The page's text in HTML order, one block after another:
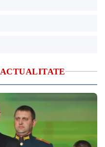
ACTUALITATE